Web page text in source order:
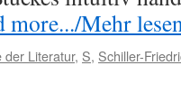
more.../Mehr
der Literatur, S, Schiller-